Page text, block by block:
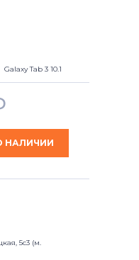
Galaxy Tab 3 10.1
НАЛИЧИИ
5с3 (м.